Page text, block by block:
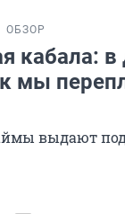
ОБЗОР
кабала: в
мы
выдают